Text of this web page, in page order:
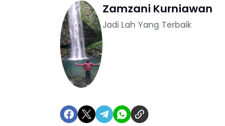
Zamzani Kurniawan
Jadi Lah Yang Terbaik